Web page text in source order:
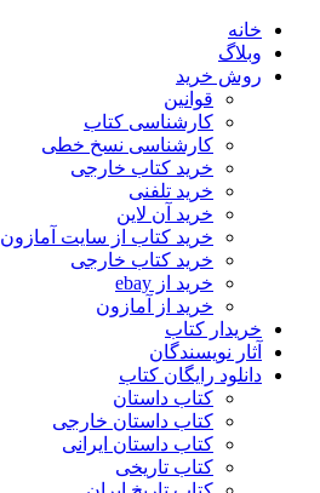
خانه
وبلاگ
روش خرید
قوانین
کارشناسی کتاب
کارشناسی نسخ خطی
خرید کتاب خارجی
خرید تلفنی
خرید آن لاین
خرید کتاب از سایت آمازون
خرید کتاب خارجی
خرید از ebay
خرید از آمازون
خریدار کتاب
آثار نویسندگان
دانلود رایگان کتاب
کتاب داستان
کتاب داستان خارجی
کتاب داستان ایرانی
کتاب تاریخی